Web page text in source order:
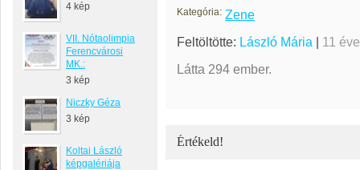
4 kép
VII. Nótaolimpia
Ferencvárosi
MK.:
3 kép
Niczky Géza
3 kép
Koltai László
képgalériája
Kategória: Zene
Feltöltötte: László Mária | 11 éve
Látta 294 ember.
Értékeld!